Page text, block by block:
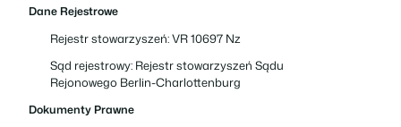
Dane Rejestrowe
Rejestr stowarzyszeń: VR 10697 Nz
Sąd rejestrowy: Rejestr stowarzyszeń Sądu
Rejonowego Berlin-Charlottenburg
Dokumenty Prawne